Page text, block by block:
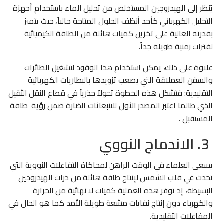
يُنظر إلى الهيدروجين المستخلص من تحليل الماء باستخدام أجهزة
التحليل الكهربائي كأحد أنظف الحلول المتاحة حالياً، حيث يتميز
بقدرته العالية على تخزين كميات هائلة من الطاقة الكيميائية
لفترات زمنية طويلة جداً.
علاوة على ذلك، يمكن استخدام هذا الوقود لتشغيل الطائرات
والسفن العملاقة التي يصعب تزويدها بالبطاريات الكهربائية
التقليدية: فتشكل هذه الخطوة تحولاً جذرياً في قطاع النقل الثقيل
الذي طالما اعتبر المصدر الأول للانبعاثات الضارة ضمن رؤية طاقة
المستقبل .
يسعى العلماء في الوقت الراهن لمحاكاة التفاعلات النووية التي
تحدث في قلب الشمس لإنتاج طاقة هائلة من ذرات الهيدروجين
البسيطة، إذ توفر هذه العملية كميات لا نهائية من الحرارة
والكهرباء دون إنتاج نفايات مشعة طويلة الأمد كما هو الحال في
المفاعلات التقليدية.